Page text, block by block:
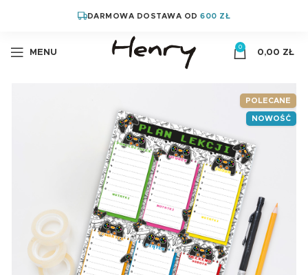
DARMOWA DOSTAWA OD600 ZŁ
MENU
0
0,00 ZŁ
POLECANE
NOWOŚĆ